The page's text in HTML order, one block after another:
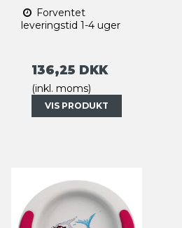
Forventet
leveringstid 1-4 uger
136,25 DKK
(inkl. moms)
VIS PRODUKT